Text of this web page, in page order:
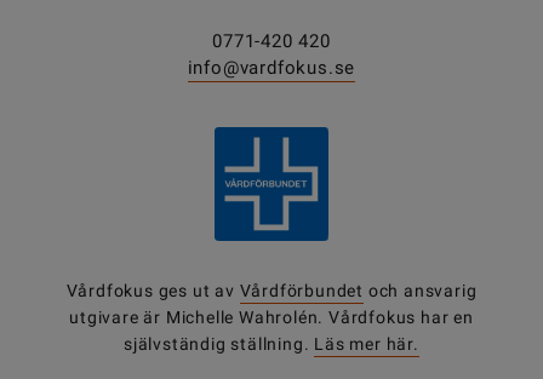
0771-420 420
info@vardfokus.se
Vårdfokus ges ut av Vårdförbundet och ansvarig
utgivare är Michelle Wahrolén. Vårdfokus har en
självständig ställning. Läs mer här.